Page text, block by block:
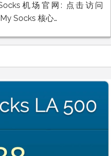
奈
解
访
问
机场官网: 点击访问
Socks 核心…